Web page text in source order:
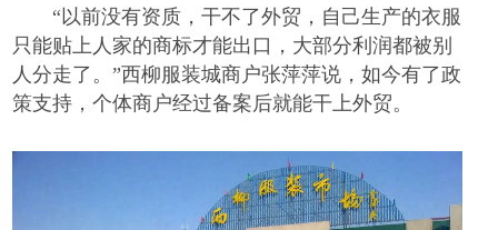
“以前没有资质，干不了外贸，自己生产的衣服
只能贴上人家的商标才能出口，大部分利润都被别
人分走了。”西柳服装城商户张萍萍说，如今有了政
策支持，个体商户经过备案后就能干上外贸。